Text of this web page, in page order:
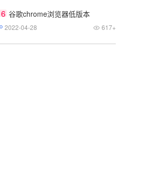
6 谷歌chrome浏览器低版本
2022-04-28 617+